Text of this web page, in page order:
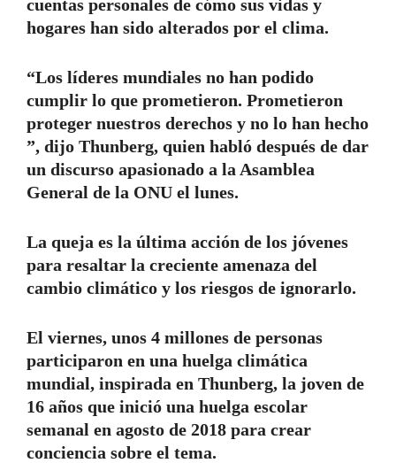
cuentas personales de cómo sus vidas y
hogares han sido alterados por el clima.
“Los líderes mundiales no han podido
cumplir lo que prometieron. Prometieron
proteger nuestros derechos y no lo han hecho
”, dijo Thunberg, quien habló después de dar
un discurso apasionado a la Asamblea
General de la ONU el lunes.
La queja es la última acción de los jóvenes
para resaltar la creciente amenaza del
cambio climático y los riesgos de ignorarlo.
El viernes, unos 4 millones de personas
participaron en una huelga climática
mundial, inspirada en Thunberg, la joven de
16 años que inició una huelga escolar
semanal en agosto de 2018 para crear
conciencia sobre el tema.